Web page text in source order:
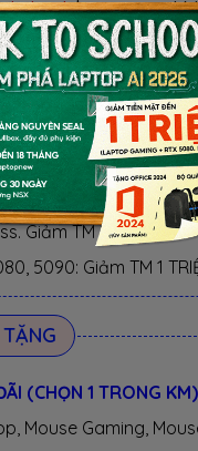
doanh | Loại:Hàng
NHẤT TRONG
2026.
Xem chi tiết
- Laptop văn phòng. Giảm TM 300K
Giảm TM 500K
5090: Giảm TM 1
(CHỌN 1 TRONG
Mouse Gaming,